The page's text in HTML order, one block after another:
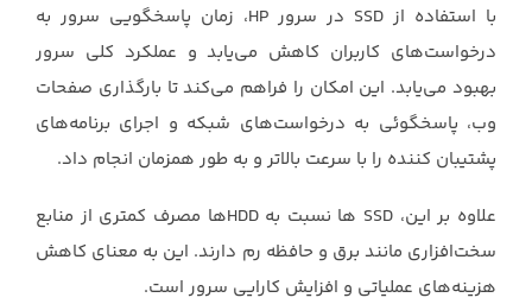
با استفاده از SSD در سرور HP، زمان پاسخگویی سرور به
درخواست‌های کاربران کاهش می‌یابد و عملکرد کلی سرور
بهبود می‌یابد. این امکان را فراهم می‌کند تا بارگذاری صفحات
وب، پاسخگوئی به درخواست‌های شبکه و اجرای برنامه‌های
پشتیبان کننده را با سرعت بالاتر و به طور همزمان انجام داد.
علاوه بر این، SSD ها نسبت به HDDها مصرف کمتری از منابع
سخت‌افزاری مانند برق و حافظه رم دارند. این به معنای کاهش
هزینه‌های عملیاتی و افزایش کارایی سرور است.